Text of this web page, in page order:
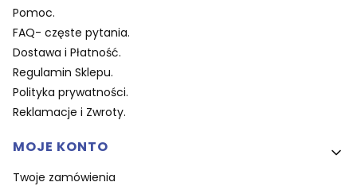
Pomoc.
FAQ- częste pytania.
Dostawa i Płatność.
Regulamin Sklepu.
Polityka prywatności.
Reklamacje i Zwroty.
MOJE KONTO
Twoje zamówienia